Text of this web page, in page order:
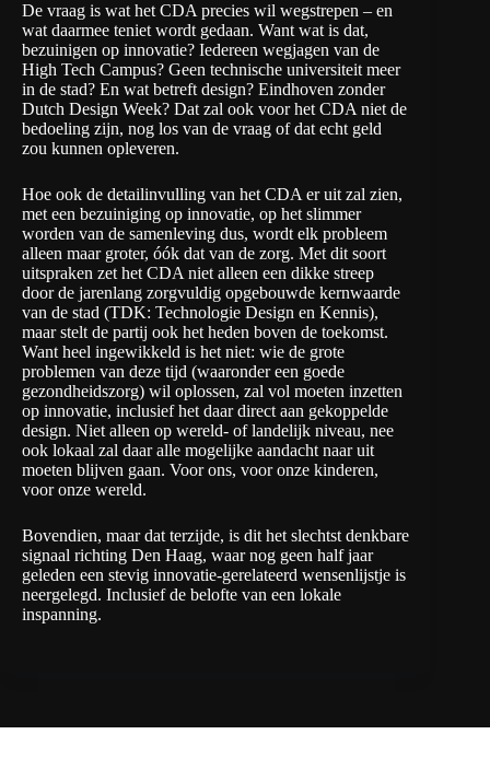
De vraag is wat het CDA precies wil wegstrepen – en
wat daarmee teniet wordt gedaan. Want wat is dat,
bezuinigen op innovatie? Iedereen wegjagen van de
High Tech Campus? Geen technische universiteit meer
in de stad? En wat betreft design? Eindhoven zonder
Dutch Design Week? Dat zal ook voor het CDA niet de
bedoeling zijn, nog los van de vraag of dat echt geld
zou kunnen opleveren.
Hoe ook de detailinvulling van het CDA er uit zal zien,
met een bezuiniging op innovatie, op het slimmer
worden van de samenleving dus, wordt elk probleem
alleen maar groter, óók dat van de zorg. Met dit soort
uitspraken zet het CDA niet alleen een dikke streep
door de jarenlang zorgvuldig opgebouwde kernwaarde
van de stad (TDK: Technologie Design en Kennis),
maar stelt de partij ook het heden boven de toekomst.
Want heel ingewikkeld is het niet: wie de grote
problemen van deze tijd (waaronder een goede
gezondheidszorg) wil oplossen, zal vol moeten inzetten
op innovatie, inclusief het daar direct aan gekoppelde
design. Niet alleen op wereld- of landelijk niveau, nee
ook lokaal zal daar alle mogelijke aandacht naar uit
moeten blijven gaan. Voor ons, voor onze kinderen,
voor onze wereld.
Bovendien, maar dat terzijde, is dit het slechtst denkbare
signaal richting Den Haag, waar nog geen half jaar
geleden een stevig innovatie-gerelateerd wensenlijstje is
neergelegd. Inclusief de belofte van een lokale
inspanning.